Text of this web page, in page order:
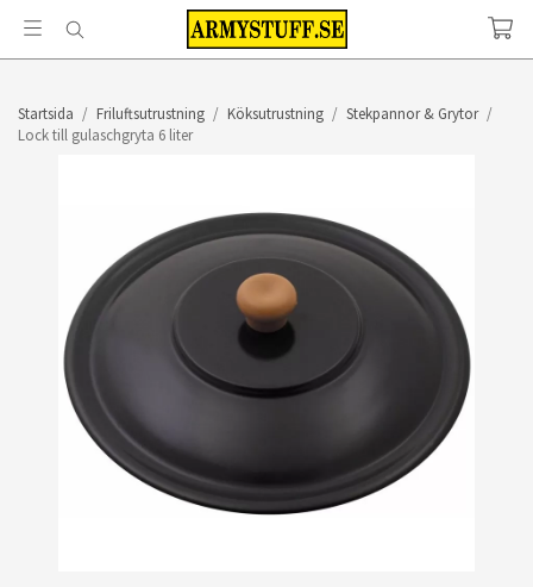
Startsida / Friluftsutrustning / Köksutrustning / Stekpannor & Grytor /
Lock till gulaschgryta 6 liter